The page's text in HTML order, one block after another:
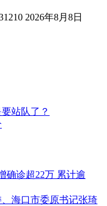
2026年8月8日
站队了？
确诊超22万 累计逾
海口市委原书记张琦